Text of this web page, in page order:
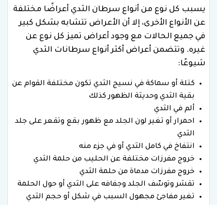
يسبب كل نوع من أنواع سرطان الثدي أعراضًا مختلفة
عن الأنواع الأخرى، إلا أن الأعراض تتشابه بشكل كبير
في جميع الحالات مع وجود أعراض تميز كل نوع عن
غيره. وتتضمن أعراض أكثر أنواع سرطانات الثدي
شيوعًا:
كتلة أو سماكة في نسيج الثدي تكون مختلفة القوام عن
بقية الثدي وحديثة الظهور كذلك
ألم في الثدي
احمرار أو تغير لون الجلد مع ظهور بقع وتقعر على جلد
الثدي
انتفاخ في كامل الثدي أو في جزء منه
خروج مفرزات مختلفة عن الحليب من حلمة الثدي
خروج مفرزات مدماة من حلمة الثدي
تقشر وتوسّف الجلد وجفافه على الثدي أو حول الحلمة
تغير مفاجئ مجهول السبب في شكل أو حجم الثدي